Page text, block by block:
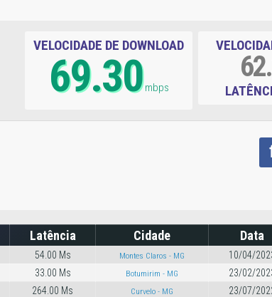
VELOCIDADE DE DOWNLOAD
69.30mbps
Latência Cidade Data
54.00 Ms Montes Claros - MG 10/04/
33.00 Ms Botumirim - MG 23/02/
264.00 Ms Curvelo - MG 23/07/